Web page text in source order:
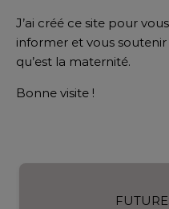
J’ai créé ce site pour
informer et vous
qu’est la maternité.
Bonne visite !